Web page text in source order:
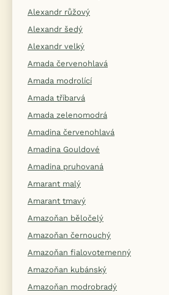
Alexandr růžový
Alexandr šedý
Alexandr velký
Amada červenohlavá
Amada modrolící
Amada tříbarvá
Amada zelenomodrá
Amadina červenohlavá
Amadina Gouldové
Amadina pruhovaná
Amarant malý
Amarant tmavý
Amazoňan běločelý
Amazoňan černouchý
Amazoňan fialovotemenný
Amazoňan kubánský
Amazoňan modrobradý